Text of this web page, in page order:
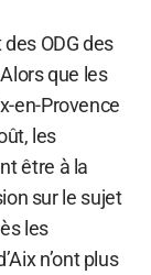
ODG des
que les
en-Provence
les
être à la
sur le sujet
les
n’ont plus